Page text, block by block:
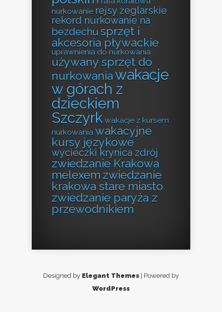
nurkowanie rejsy żeglarskie
rekord nurkowanie na
bezdechu sprzęt i
akcesoria pływackie
uprawnienia do nurkowania
używany sprzęt do
nurkowaniawakacje
w górach z
dzieckiem
Szczyrk wakacje z kursem
nurkowania wakacyjne
kursy językowe
wycieczki krynica zdrój
zwiedzanie Krakowa
melexem zwiedzanie
krakowa stare miasto
zwiedzanie paryża z
przewodnikiem
Designed by Elegant Themes | Powered by
WordPress